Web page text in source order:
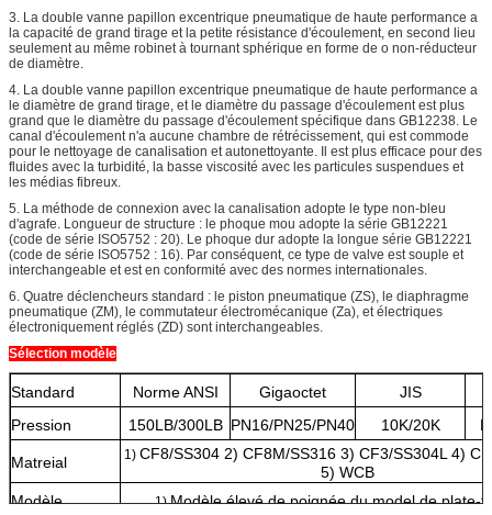
3. La double vanne papillon excentrique pneumatique de haute performance a
la capacité de grand tirage et la petite résistance d'écoulement, en second lieu
seulement au même robinet à tournant sphérique en forme de o non-réducteur
de diamètre.
4. La double vanne papillon excentrique pneumatique de haute performance a
le diamètre de grand tirage, et le diamètre du passage d'écoulement est plus
grand que le diamètre du passage d'écoulement spécifique dans GB12238. Le
canal d'écoulement n'a aucune chambre de rétrécissement, qui est commode
pour le nettoyage de canalisation et autonettoyante. Il est plus efficace pour des
fluides avec la turbidité, la basse viscosité avec les particules suspendues et
les médias fibreux.
5. La méthode de connexion avec la canalisation adopte le type non-bleu
d'agrafe. Longueur de structure : le phoque mou adopte la série GB12221
(code de série ISO5752 : 20). Le phoque dur adopte la longue série GB12221
(code de série ISO5752 : 16). Par conséquent, ce type de valve est souple et
interchangeable et est en conformité avec des normes internationales.
6. Quatre déclencheurs standard : le piston pneumatique (ZS), le diaphragme
pneumatique (ZM), le commutateur électromécanique (Za), et électriques
électroniquement réglés (ZD) sont interchangeables.
Sélection modèle
Standard Norme ANSI Gigaoctet
JIS
Pression
150LB/300LB PN16/PN25/PN40 10K/20K
Matreial 1) CF8/SS304 2) CF8M/SS316 3) CF3/SS304L 4)
5) WCB
Modèle
1)Modèle élevé de poignée du model de plate-